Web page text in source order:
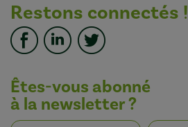
Restons connectés !
Êtes-vous abonné
à la newsletter ?